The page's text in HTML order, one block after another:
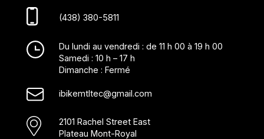
(438) 380-5811
Du lundi au vendredi : de 11 h 00 à 19 h 00
Samedi : 10 h – 17 h
Dimanche : Fermé
ibikemtltec@gmail.com
2101 Rachel Street East
Plateau Mont-Royal